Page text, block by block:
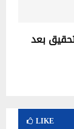
بعد
LIKE